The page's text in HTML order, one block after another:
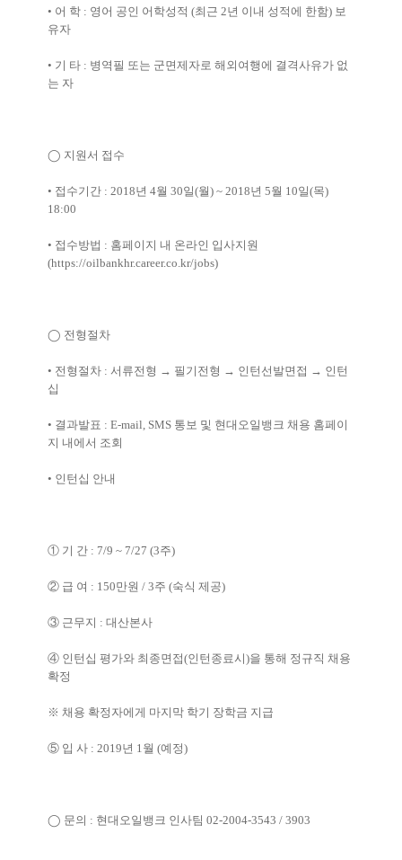
• 어 학 : 영어 공인 어학성적 (최근 2년 이내 성적에 한함) 보
유자
• 기 타 : 병역필 또는 군면제자로 해외여행에 결격사유가 없
는 자
◯ 지원서 접수
• 접수기간 : 2018년 4월 30일(월) ~ 2018년 5월 10일(목)
18:00
• 접수방법 : 홈페이지 내 온라인 입사지원
(https://oilbankhr.career.co.kr/jobs)
◯ 전형절차
• 전형절차 : 서류전형 → 필기전형 → 인턴선발면접 → 인턴
십
• 결과발표 : E-mail, SMS 통보 및 현대오일뱅크 채용 홈페이
지 내에서 조회
• 인턴십 안내
① 기 간 : 7/9 ~ 7/27 (3주)
② 급 여 : 150만원 / 3주 (숙식 제공)
③ 근무지 : 대산본사
④ 인턴십 평가와 최종면접(인턴종료시)을 통해 정규직 채용
확정
※ 채용 확정자에게 마지막 학기 장학금 지급
⑤ 입 사 : 2019년 1월 (예정)
◯ 문의 : 현대오일뱅크 인사팀 02-2004-3543 / 3903